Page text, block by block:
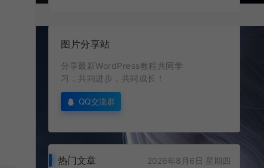
图片分享站
分享最新WordPress教程共同学
习，共同进步，共同成长！
QQ交流群
热门文章 2026年8月6日 星期四